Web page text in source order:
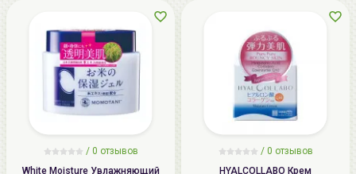
⬥Улучшение состояния кожи.
⬥Защищает от негативного воздействия
окружающей среды.
⬥Экономичный расход.
Способ применения
: небольшое количество крем-
флюида нанесите на предварительно очищенную
кожу лица. Распределите массирующим
/ 0 отзывов
White Moisture Увлажняющий
/ 0 отзывов
HYALCOLLABO Крем